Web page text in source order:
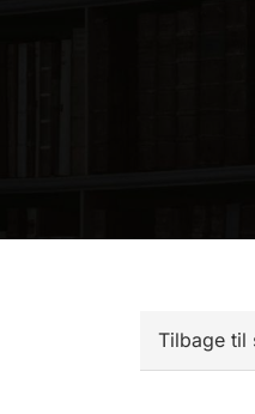
Tilbage til